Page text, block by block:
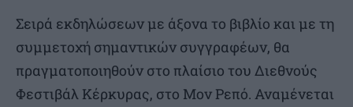
Σειρά εκδηλώσεων με άξονα το βιβλίο και με τη
συμμετοχή σημαντικών συγγραφέων, θα
πραγματοποιηθούν στο πλαίσιο του Διεθνούς
Φεστιβάλ Κέρκυρας, στο Μον Ρεπό. Αναμένεται